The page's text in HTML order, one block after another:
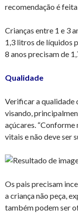
recomendação é
Crianças entre 1 e 3
1,3 litros de líquidos
8 anos precisam de
Qualidade
Verificar a qualidade
visando,
açúcares.
vitais e não deve ser
Os pais precisam
a criança não peça,
também podem ser